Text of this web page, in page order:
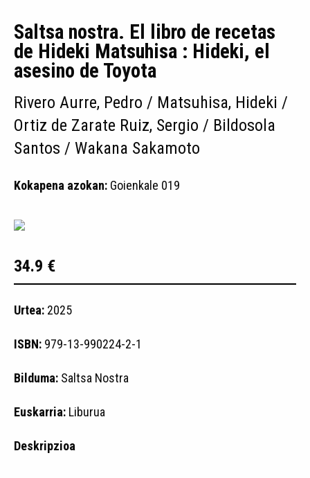
Saltsa nostra. El libro de recetas
de Hideki Matsuhisa : Hideki, el
asesino de Toyota
Rivero Aurre, Pedro / Matsuhisa, Hideki /
Ortiz de Zarate Ruiz, Sergio / Bildosola
Santos / Wakana Sakamoto
Kokapena azokan: Goienkale 019
34.9 €
Urtea: 2025
ISBN: 979-13-990224-2-1
Bilduma: Saltsa Nostra
Euskarria: Liburua
Deskripzioa